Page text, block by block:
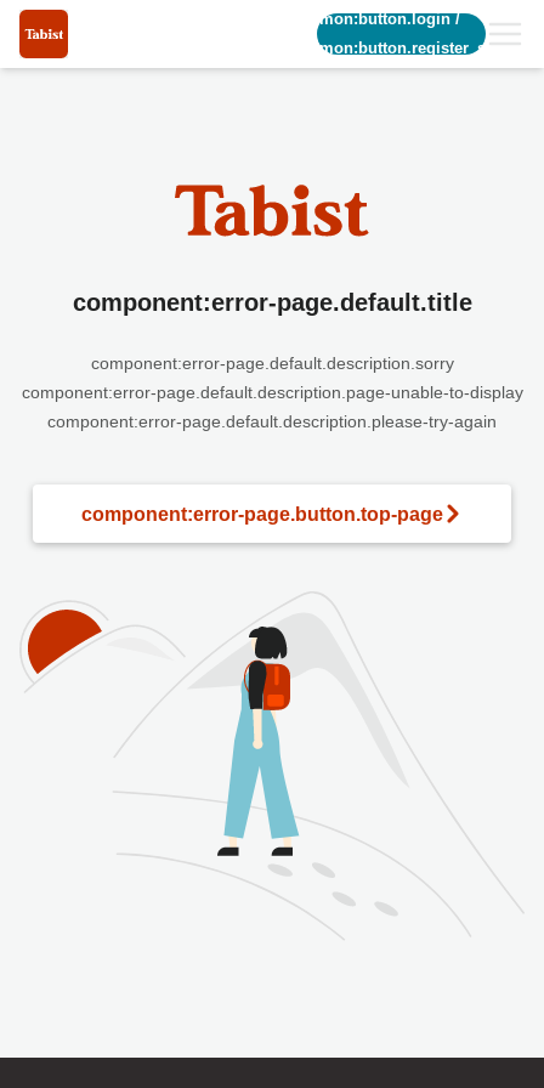
common:button.login/
common:button.register_short
component:error-page.default.title
component:error-page.default.description.sorry
component:error-page.default.description.page-unable-to-display
component:error-page.default.description.please-try-again
component:error-page.button.top-page